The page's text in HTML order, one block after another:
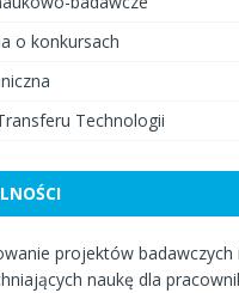
o konkursach
Technologii
projektów badawczych i
naukę dla